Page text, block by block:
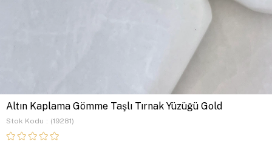
Altın Kaplama Gömme Taşlı Tırnak Yüzüğü Gold
Stok Kodu (19281)